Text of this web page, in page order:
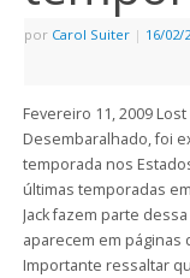
por Carol Suiter | 16/02/
Fevereiro 11, 2009
Desembaralhado, foi
temporada nos
últimas temporadas
Jack fazem parte
aparecem em páginas
Importante ressaltar